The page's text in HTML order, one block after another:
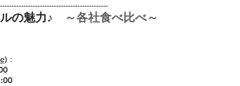
の魅力♪ ～各社食べ比べ～
：